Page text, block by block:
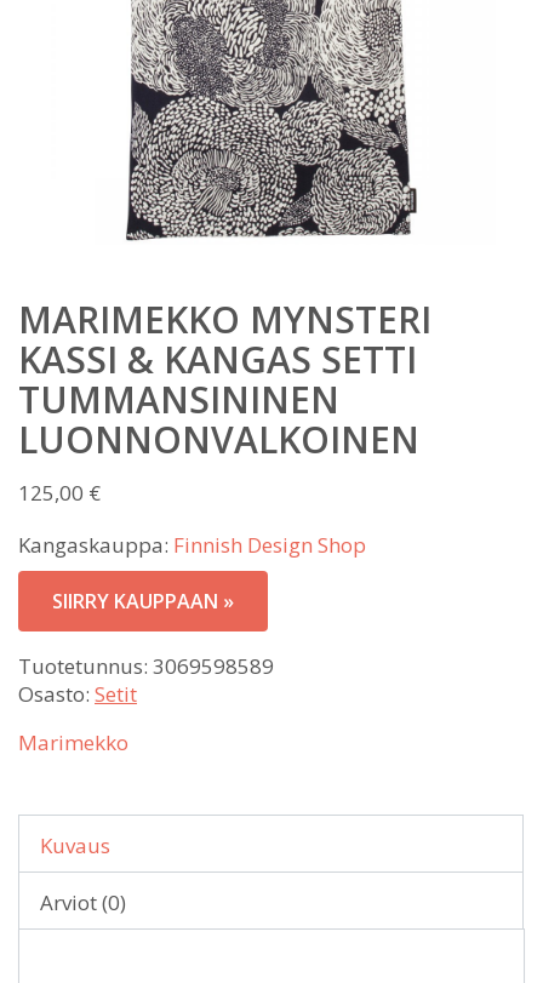
MARIMEKKO MYNSTERI
KASSI & KANGAS SETTI
TUMMANSININEN
LUONNONVALKOINEN
125,00 €
Kangaskauppa: Finnish Design Shop
SIIRRY KAUPPAAN »
Tuotetunnus: 3069598589
Osasto: Setit
Marimekko
Kuvaus
Arviot (0)